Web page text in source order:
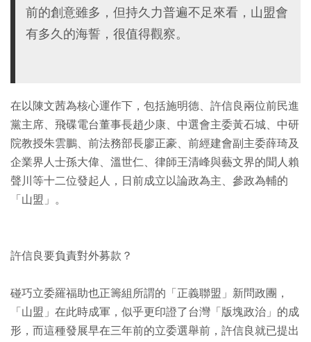
前的創意雖多，但持久力普遍不足來看，山盟會
有多久的海誓，很值得觀察。
在以陳文茜為核心運作下，包括施明德、許信良兩位前民進
黨主席、飛碟電台董事長趙少康、中選會主委黃石城、中研
院教授朱雲鵬、前法務部長廖正豪、前經建會副主委薛琦及
企業界人士孫大偉、溫世仁、律師王清峰與藝文界的聞人賴
聲川等十二位發起人，日前成立以論政為主、參政為輔的
「山盟」。
許信良要負責對外募款？
碰巧立委羅福助也正籌組所謂的「正義聯盟」新問政團，
「山盟」在此時成軍，似乎更印證了台灣「版塊政治」的成
形，而這種發展早在三年前的立委選舉前，許信良就已提出